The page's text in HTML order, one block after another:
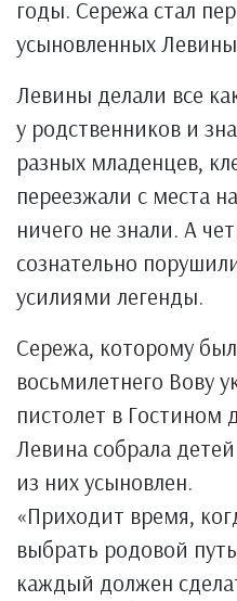
годы. Сережа стал
усыновленных
Левины делали все
у родственников и
разных младенцев,
переезжали с места
ничего не знали. А
сознательно
усилиями легенды.
Сережа, которому
восьмилетнего Вову
пистолет в
Левина собрала
из них усыновлен.
«Приходит время,
выбрать родовой
каждый должен